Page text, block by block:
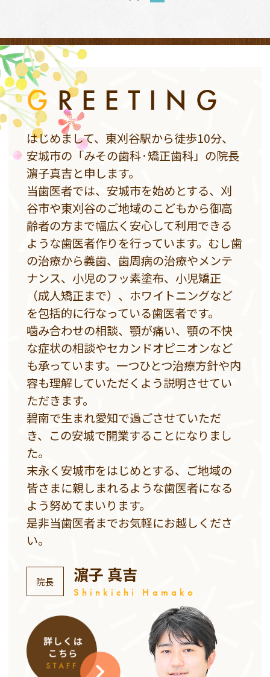
G REETING
はじめまして、東刈谷駅から徒歩10分、
安城市の「みその歯科·矯正歯科」の院長
濵子真吉と申します。
当歯医者では、安城市を始めとする、刈
谷市や東刈谷のご地域のこどもから御高
齢者の方まで幅広く安心して利用できる
ような歯医者作りを行っています。むし歯
の治療から義歯、歯周病の治療やメンテ
ナンス、小児のフッ素塗布、小児矯正
（成人矯正まで）、ホワイトニングなど
を包括的に行なっている歯医者です。
噛み合わせの相談、顎が痛い、顎の不快
な症状の相談やセカンドオピニオンなど
も承っています。一つひとつ治療方針や内
容も理解していただくよう説明させてい
ただきます。
碧南で生まれ愛知で過ごさせていただ
き、この安城で開業することになりまし
た。
末永く安城市をはじめとする、ご地域の
皆さまに親しまれるような歯医者になる
よう努めてまいります。
是非当歯医者までお気軽にお越しくださ
い。
院長 濵子 真吉
Shinkichi Hamako